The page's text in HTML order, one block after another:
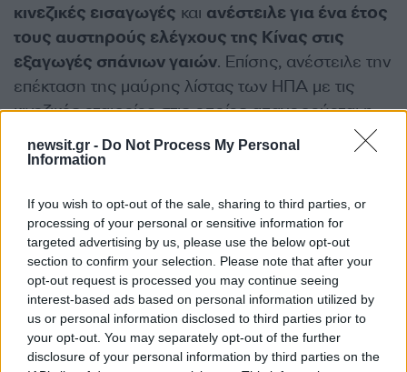
newsit.gr - Do Not Process My Personal
Information
If you wish to opt-out of the sale, sharing to third parties, or
processing of your personal or sensitive information for
targeted advertising by us, please use the below opt-out
section to confirm your selection. Please note that after your
opt-out request is processed you may continue seeing
interest-based ads based on personal information utilized by
us or personal information disclosed to third parties prior to
your opt-out. You may separately opt-out of the further
disclosure of your personal information by third parties on the
κινεζικές εισαγωγές και ανέστειλε για ένα έτος
τους αυστηρούς ελέγχους της Κίνας στις
εξαγωγές σπάνιων γαιών. Επίσης, ανέστειλε την
επέκταση της μαύρης λίστας των ΗΠΑ με τις
κινεζικές εταιρείες στις οποίες απαγορεύεται η
αγορά αμερικανικών προϊόντων υψηλής
τεχνολογίας, όπως εξοπλισμός κατασκευής
Η Κίνα συμφώνησε επίσης να αγοράσει 12
εκατομμύρια μετρικούς τόνους αμερικανικής
σόγιας κατά τη διάρκεια της εμπορικής
περιόδου του 2025 και 25 εκατομμύρια τόνους
κατά τη σεζόν του 2026, η οποία θα ξεκινήσει με
τη φθινοπωρινή συγκομιδή.